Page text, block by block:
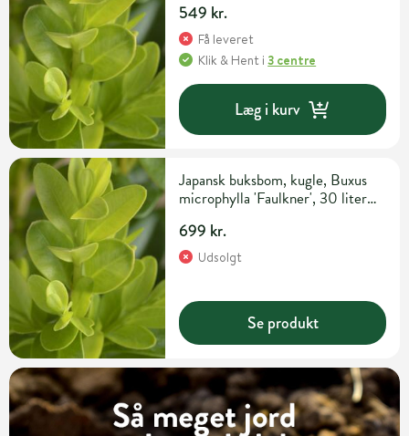
549 kr.
Få leveret
Klik & Hent i3 centre
Læg i kurv
Japansk buksbom, kugle, Buxus
microphylla 'Faulkner', 30 liter
699 kr.
Udsolgt
Se produkt